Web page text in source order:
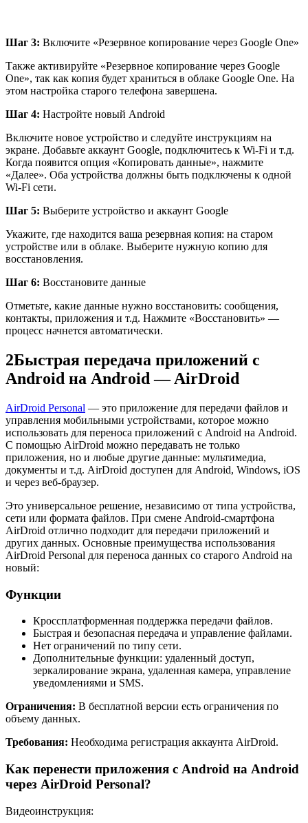
Шаг 3: Включите «Резервное копирование через Google One»
Также активируйте «Резервное копирование через Google
One», так как копия будет храниться в облаке Google One. На
этом настройка старого телефона завершена.
Шаг 4: Настройте новый Android
Включите новое устройство и следуйте инструкциям на
экране. Добавьте аккаунт Google, подключитесь к Wi-Fi и т.д.
Когда появится опция «Копировать данные», нажмите
«Далее». Оба устройства должны быть подключены к одной
Wi-Fi сети.
Шаг 5: Выберите устройство и аккаунт Google
Укажите, где находится ваша резервная копия: на старом
устройстве или в облаке. Выберите нужную копию для
восстановления.
Шаг 6: Восстановите данные
Отметьте, какие данные нужно восстановить: сообщения,
контакты, приложения и т.д. Нажмите «Восстановить» —
процесс начнется автоматически.
2Быстрая передача приложений с
Android на Android — AirDroid
AirDroid Personal — это приложение для передачи файлов и
управления мобильными устройствами, которое можно
использовать для переноса приложений с Android на Android.
С помощью AirDroid можно передавать не только
приложения, но и любые другие данные: мультимедиа,
документы и т.д. AirDroid доступен для Android, Windows, iOS
и через веб-браузер.
Это универсальное решение, независимо от типа устройства,
сети или формата файлов. При смене Android-смартфона
AirDroid отлично подходит для передачи приложений и
других данных. Основные преимущества использования
AirDroid Personal для переноса данных со старого Android на
новый:
Функции
Кроссплатформенная поддержка передачи файлов.
Быстрая и безопасная передача и управление файлами.
Нет ограничений по типу сети.
Дополнительные функции: удаленный доступ,
зеркалирование экрана, удаленная камера, управление
уведомлениями и SMS.
Ограничения: В бесплатной версии есть ограничения по
объему данных.
Требования: Необходима регистрация аккаунта AirDroid.
Как перенести приложения с Android на Android
через AirDroid Personal?
Видеоинструкция: